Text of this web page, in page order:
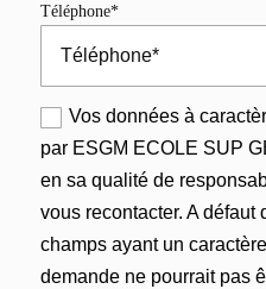
Téléphone*
Vos données à
par ESGM ECOLE SUP
en sa qualité de
vous recontacter. A défaut
champs ayant un
demande ne pourrait pas